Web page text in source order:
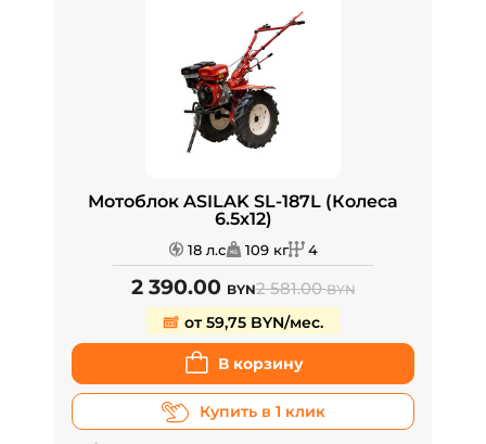
Мотоблок ASILAK SL-187L (Колеса
6.5х12)
18 л.с 109 кг 4
2 390.00 BYN2 581.00BYN
от 59,75 BYN/мес.
В корзину
Купить в 1 клик